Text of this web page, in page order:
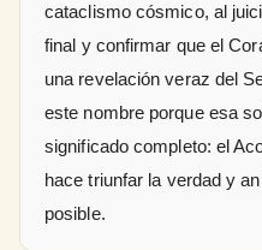
cataclismo cósmico, al
final y confirmar que el
una revelación veraz del
este nombre porque esa
significado completo: el
hace triunfar la verdad y
posible.